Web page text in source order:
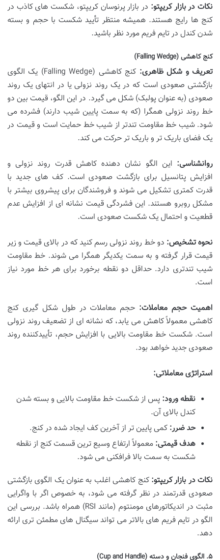
نکات در بازار کریپتو: در بازار پرنوسان کریپتو، شکست های کاذب در
کنج ها رایج هستند. همیشه منتظر تأیید شکست با حجم و بسته
شدن کندل در تایم فریم مورد نظر باشید.
کنج کاهشی (Falling Wedge)
تعریف و شکل ظاهری:
کنج کاهشی (Falling Wedge) یک الگوی
بازگشتی صعودی است که در یک روند نزولی یا در انتهای یک روند
صعودی (به عنوان پولبک) شکل می گیرد. در این الگو، قیمت بین دو
خط روند نزولی همگرا (که به سمت پایین شیب دارند) فشرده می
شود. شیب خط مقاومت تندتر از شیب خط حمایت است و قیمت در
یک فضای باریک تر و باریک تر حرکت می کند.
روانشناسی: این الگو نشان دهنده کاهش قدرت روند نزولی و
افزایش پتانسیل برای بازگشت صعودی است. کف های جدید با
قدرت کمتری تشکیل می شوند و فروشندگان برای پیشروی بیشتر با
مشکل روبرو هستند. این فشردگی قیمت نشانه ای از افزایش عدم
قطعیت و احتمال یک شکست صعودی است.
نحوه تشخیص: دو خط روند نزولی رسم کنید که در بالای قیمت و زیر
قیمت قرار گرفته و به سمت یکدیگر همگرا می شوند. خط مقاومت
شیب تندتری دارد. حداقل دو نقطه برخورد برای هر خط مورد نیاز
است.
اهمیت حجم معاملات: حجم معاملات در طول شکل گیری کنج
کاهشی معمولاً کاهش می یابد، که نشانه ای از تضعیف روند نزولی
است. شکست خط مقاومت بالایی با افزایش حجم، تأییدکننده روند
صعودی جدید خواهد بود.
استراتژی معاملاتی:
نقطه ورود: پس از شکست خط مقاومت بالایی و بسته شدن
کندل بالای آن.
حد ضرر: کمی پایین تر از آخرین کف ایجاد شده در کنج.
هدف قیمتی: معمولاً ارتفاع وسیع ترین قسمت کنج از نقطه
شکست به سمت بالا فرافکنی می شود.
نکات در بازار کریپتو: کنج کاهشی اغلب به عنوان یک الگوی بازگشتی
صعودی قدرتمند در نظر گرفته می شود، به خصوص اگر با واگرایی
مثبت در اندیکاتورهای مومنتوم (مانند RSI) همراه باشد. بررسی این
الگو در تایم فریم های بالاتر می تواند سیگنال های مطمئن تری ارائه
دهد.
۵. الگوی فنجان و دسته (Cup and Handle)